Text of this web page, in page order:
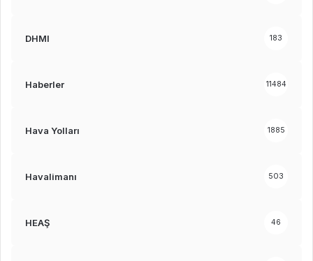
DHMI 183
Haberler 11484
Hava Yolları 1885
Havalimanı 503
HEAŞ 46